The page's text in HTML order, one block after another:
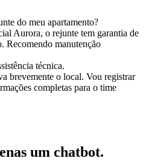
do meu apartamento?
Aurora, o rejunte tem garantia de
Recomendo manutenção
técnica.
brevemente o local. Vou registrar
completas para o time
um chatbot.